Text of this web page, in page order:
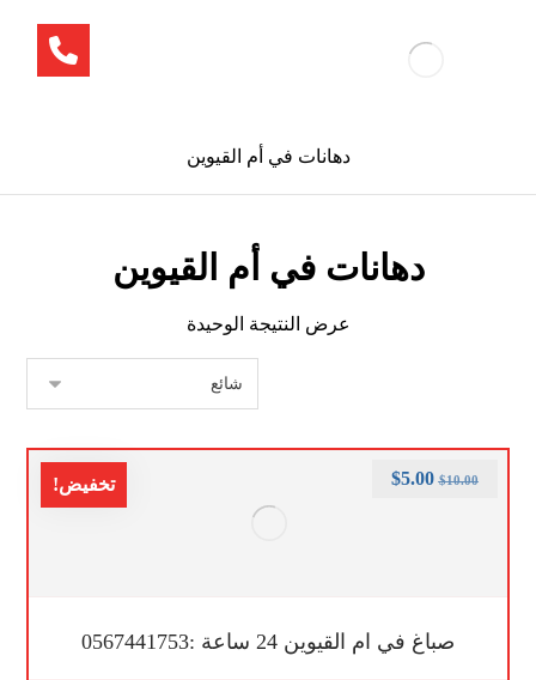
دهانات في أم القيوين
دهانات في أم القيوين
عرض النتيجة الوحيدة
تخفيض!
صباغ في ام القيوين 24 ساعة :0567441753
$10.00
$5.00